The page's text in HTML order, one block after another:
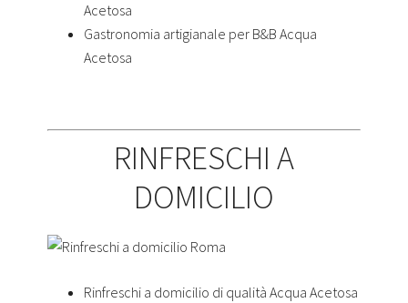
Acetosa
Gastronomia artigianale per B&B Acqua
Acetosa
RINFRESCHI A
DOMICILIO
Rinfreschi a domicilio di qualità Acqua Acetosa